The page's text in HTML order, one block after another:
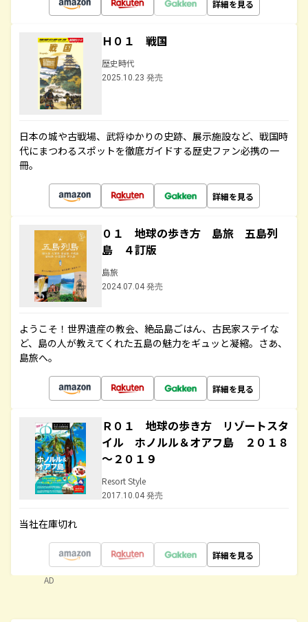
詳細を見る
Ｈ０１ 戦国
歴史時代
2025.10.23 発売
日本の城や古戦場、武将ゆかりの史跡、展示施設など、戦国時
代にまつわるスポットを徹底ガイドする歴史ファン必携の一
冊。
詳細を見る
０１ 地球の歩き方 島旅 五島列
島 ４訂版
島旅
2024.07.04 発売
ようこそ！世界遺産の教会、絶品島ごはん、古民家ステイな
ど、島の人が教えてくれた五島の魅力をギュッと凝縮。さあ、
島旅へ。
詳細を見る
Ｒ０１ 地球の歩き方 リゾートスタ
イル ホノルル＆オアフ島 ２０１８
～２０１９
Resort Style
2017.10.04 発売
当社在庫切れ
詳細を見る
AD